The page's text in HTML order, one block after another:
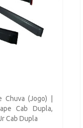
Chuva (Jogo) |
Cab Dupla,
Cab Dupla